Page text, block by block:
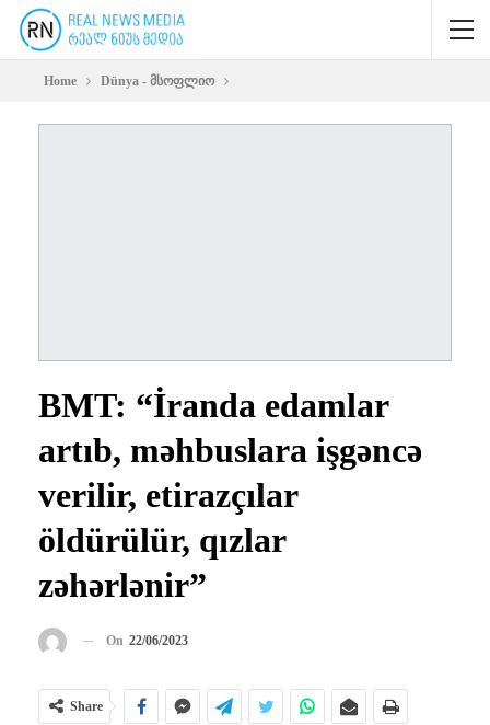
Home Dünya - მსოფლიო
BMT: “İranda edamlar
artıb, məhbuslara işgəncə
verilir, etirazçılar
öldürülür, qızlar
zəhərlənir”
On 22/06/2023
Share